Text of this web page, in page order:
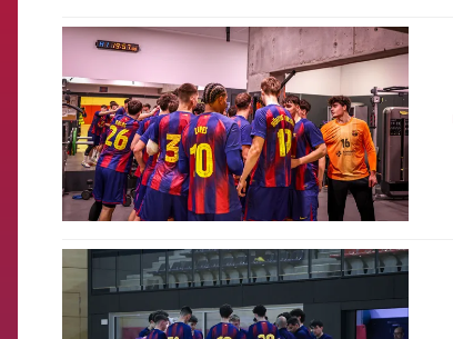
FCB Barcelona badge
FCB Barcelona badge